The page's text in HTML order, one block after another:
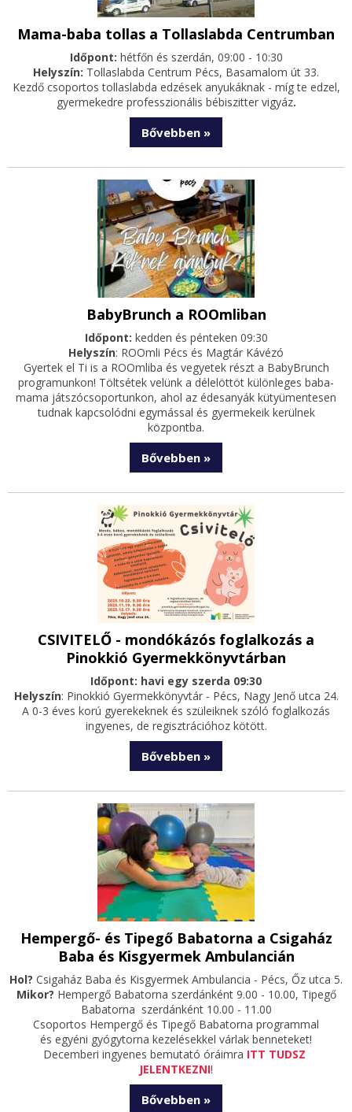
Mama-baba tollas a Tollaslabda Centrumban
Időpont: hétfőn és szerdán, 09:00 - 10:30
Helyszín: Tollaslabda Centrum Pécs, Basamalom út 33.
Kezdő csoportos tollaslabda edzések anyukáknak - míg te edzel,
gyermekedre professzionális bébiszitter vigyáz.
Bővebben »
BabyBrunch a ROOmliban
Időpont: kedden és pénteken 09:30
Helyszín: ROOmli Pécs és Magtár Kávézó
Gyertek el Ti is a ROOmliba és vegyetek részt a BabyBrunch
programunkon! Töltsétek velünk a délelöttöt különleges baba-
mama játszócsoportunkon, ahol az édesanyák kütyümentesen
tudnak kapcsolódni egymással és gyermekeik kerülnek
központba.
Bővebben »
CSIVITELŐ - mondókázós foglalkozás a
Pinokkió Gyermekkönyvtárban
Időpont: havi egy szerda 09:30
Helyszín: Pinokkió Gyermekkönyvtár - Pécs, Nagy Jenő utca 24.
A 0-3 éves korú gyerekeknek és szüleiknek szóló foglalkozás
ingyenes, de regisztrációhoz kötött.
Bővebben »
Hempergő- és Tipegő Babatorna a Csigaház
Baba és Kisgyermek Ambulancián
Hol? Csigaház Baba és Kisgyermek Ambulancia - Pécs, Őz utca 5.
Mikor? Hempergő Babatorna szerdánként 9.00 - 10.00, Tipegő
Babatorna szerdánként 10.00 - 11.00
Csoportos Hempergő és Tipegő Babatorna programmal
és egyéni gyógytorna kezelésekkel várlak benneteket!
Decemberi ingyenes bemutató óráimra ITT TUDSZ
JELENTKEZNI!
Bővebben »